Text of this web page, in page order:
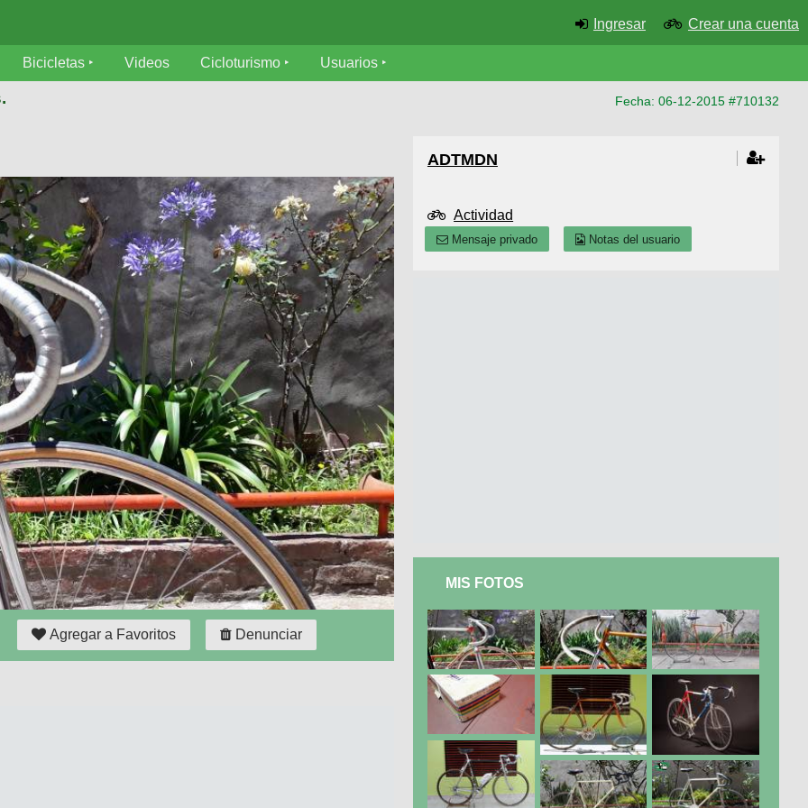
Ingresar Crear una cuenta
Bicicletas Videos Cicloturismo Usuarios
Fecha: 06-12-2015 #710132
Agregar a Favoritos Denunciar
ADTMDN
Actividad
Mensaje privado Notas del usuario
MIS FOTOS